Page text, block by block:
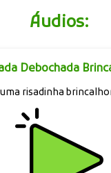
Áudios:
Debochada
risadinha